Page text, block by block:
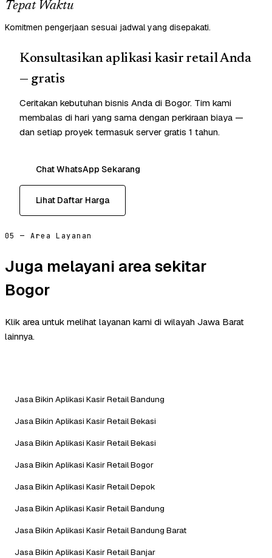
Tepat Waktu
Komitmen pengerjaan sesuai jadwal yang disepakati.
Konsultasikan aplikasi kasir retail Anda
— gratis
Ceritakan kebutuhan bisnis Anda di Bogor. Tim kami
membalas di hari yang sama dengan perkiraan biaya —
dan setiap proyek termasuk server gratis 1 tahun.
Chat WhatsApp Sekarang
Lihat Daftar Harga
05 — Area Layanan
Juga melayani area sekitar
Bogor
Klik area untuk melihat layanan kami di wilayah Jawa Barat
lainnya.
Jasa Bikin Aplikasi Kasir Retail Bandung
Jasa Bikin Aplikasi Kasir Retail Bekasi
Jasa Bikin Aplikasi Kasir Retail Bekasi
Jasa Bikin Aplikasi Kasir Retail Bogor
Jasa Bikin Aplikasi Kasir Retail Depok
Jasa Bikin Aplikasi Kasir Retail Bandung
Jasa Bikin Aplikasi Kasir Retail Bandung Barat
Jasa Bikin Aplikasi Kasir Retail Banjar